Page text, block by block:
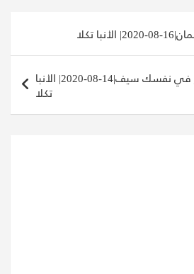
08- و أنتي أيضاً يجوز في نفسك سيف|14-08-2020| الأنبا
تكلا